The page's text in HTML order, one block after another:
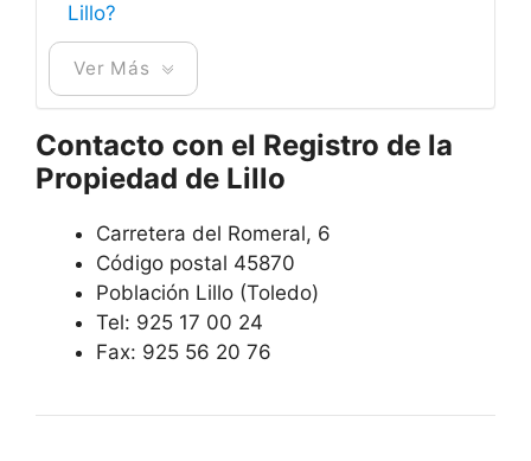
Lillo?
Ver Más
Contacto con el Registro de la
Propiedad de Lillo
Carretera del Romeral, 6
Código postal 45870
Población Lillo (Toledo)
Tel: 925 17 00 24
Fax: 925 56 20 76